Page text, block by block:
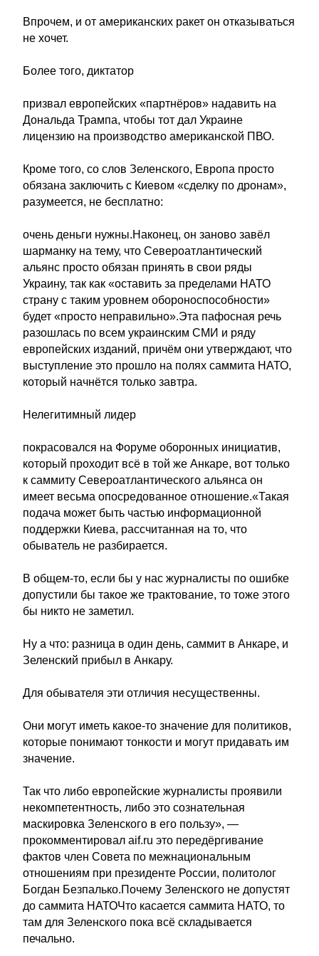
Впрочем, и от американских ракет он отказываться
не хочет.
Более того, диктатор
призвал европейских «партнёров» надавить на
Дональда Трампа, чтобы тот дал Украине
лицензию на производство американской ПВО.
Кроме того, со слов Зеленского, Европа просто
обязана заключить с Киевом «сделку по дронам»,
разумеется, не бесплатно:
очень деньги нужны.Наконец, он заново завёл
шарманку на тему, что Североатлантический
альянс просто обязан принять в свои ряды
Украину, так как «оставить за пределами НАТО
страну с таким уровнем обороноспособности»
будет «просто неправильно».Эта пафосная речь
разошлась по всем украинским СМИ и ряду
европейских изданий, причём они утверждают, что
выступление это прошло на полях саммита НАТО,
который начнётся только завтра.
Нелегитимный лидер
покрасовался на Форуме оборонных инициатив,
который проходит всё в той же Анкаре, вот только
к саммиту Североатлантического альянса он
имеет весьма опосредованное отношение.«Такая
подача может быть частью информационной
поддержки Киева, рассчитанная на то, что
обыватель не разбирается.
В общем-то, если бы у нас журналисты по ошибке
допустили бы такое же трактование, то тоже этого
бы никто не заметил.
Ну а что: разница в один день, саммит в Анкаре, и
Зеленский прибыл в Анкару.
Для обывателя эти отличия несущественны.
Они могут иметь какое-то значение для политиков,
которые понимают тонкости и могут придавать им
значение.
Так что либо европейские журналисты проявили
некомпетентность, либо это сознательная
маскировка Зеленского в его пользу», —
прокомментировал aif.ru это передёргивание
фактов член Совета по межнациональным
отношениям при президенте России, политолог
Богдан Безпалько.Почему Зеленского не допустят
до саммита НАТОЧто касается саммита НАТО, то
там для Зеленского пока всё складывается
печально.